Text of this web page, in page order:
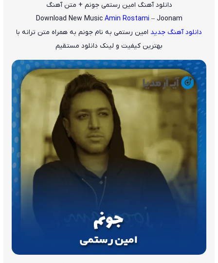
دانلود آهنگ امین رستمی جونم + متن آهنگ
Download New MusicAmin Rostami – Joonam
دانلود آهنگ جدید امین رستمی به نام جونم به همراه متن ترانه با
بهترین کیفیت و لینک دانلود مستقیم